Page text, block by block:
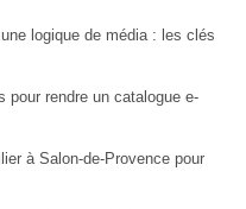
logique de média : les clés
pour rendre un catalogue e-
à Salon-de-Provence pour